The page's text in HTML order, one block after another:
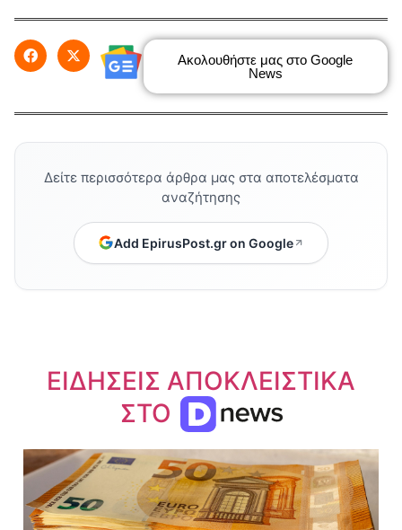
Ακολουθήστε μας στο Google
News
Δείτε περισσότερα άρθρα μας στα αποτελέσματα
αναζήτησης
Add EpirusPost.gr on Google
ΕΙΔΗΣΕΙΣ ΑΠΟΚΛΕΙΣΤΙΚΑ
ΣΤΟ